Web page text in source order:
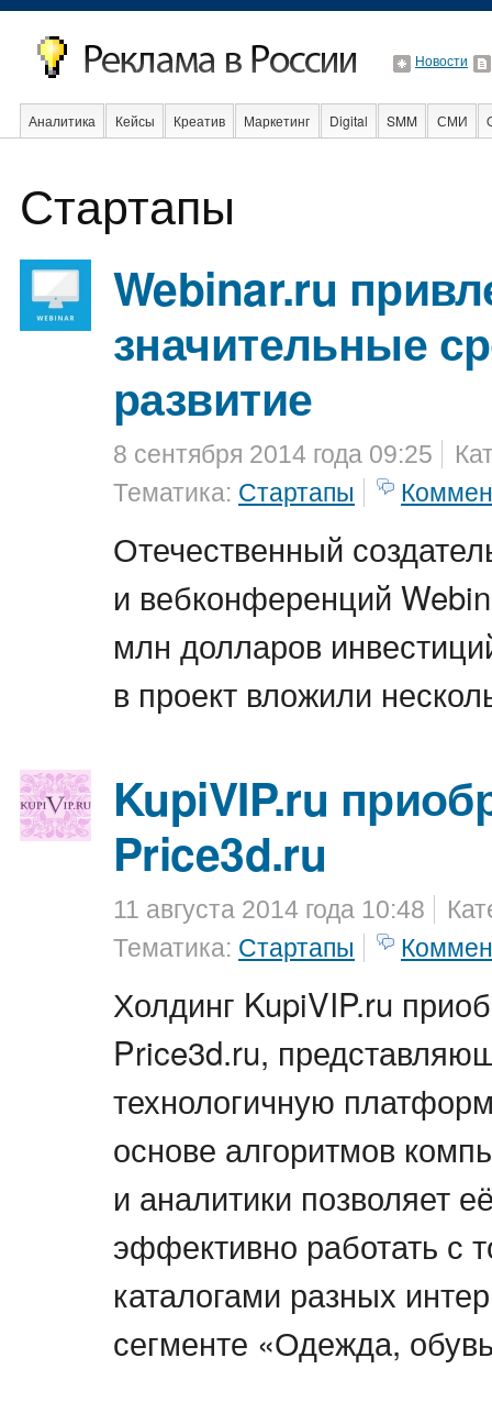
Новости
Аналитика Кейсы Креатив Маркетинг Digital SMM СМИ
Стартапы
Webinar.ru
значительные
развитие
8 сентября 2014 года 09:25
Тематика: Стартапы
Отечественный
и вебконференций
млн долларов
в проект вложили
KupiVIP.ru
Price3d.ru
11 августа 2014 года 10:48
Тематика: Стартапы
Холдинг KupiVIP.ru
Price3d.ru,
технологичную
основе алгоритмов
и аналитики позволяет
эффективно работать с
каталогами разных
сегменте «Одежда,